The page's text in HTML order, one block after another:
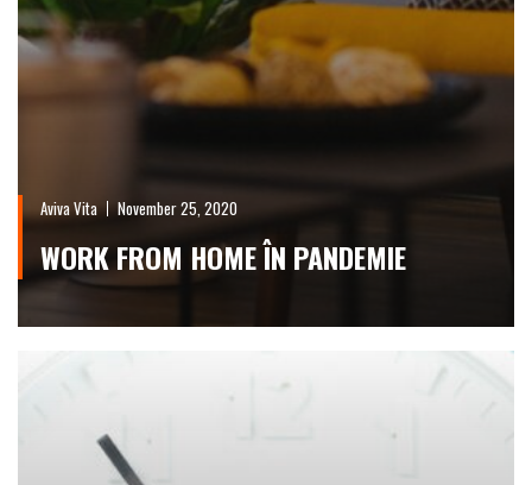
Aviva Vita November 25, 2020
WORK FROM HOME ÎN PANDEMIE